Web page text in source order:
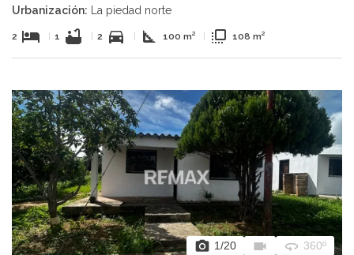
Urbanización: La piedad norte
2 hotel 1 bathtub 2 directions_car square_foot 100 m² flip_to_front 108 m²
photo_camera 1/20 videocam 360 360º